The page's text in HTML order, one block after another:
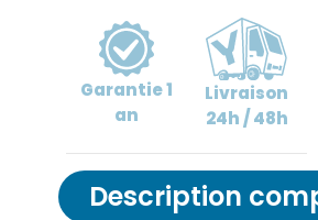
Garantie1
an
Livraison
24h / 48h
Description